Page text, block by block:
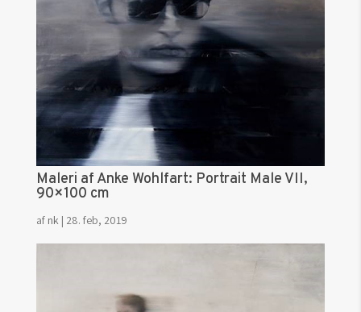
Maleri af Anke Wohlfart: Portrait Male VII,
90×100 cm
af nk | 28. feb, 2019